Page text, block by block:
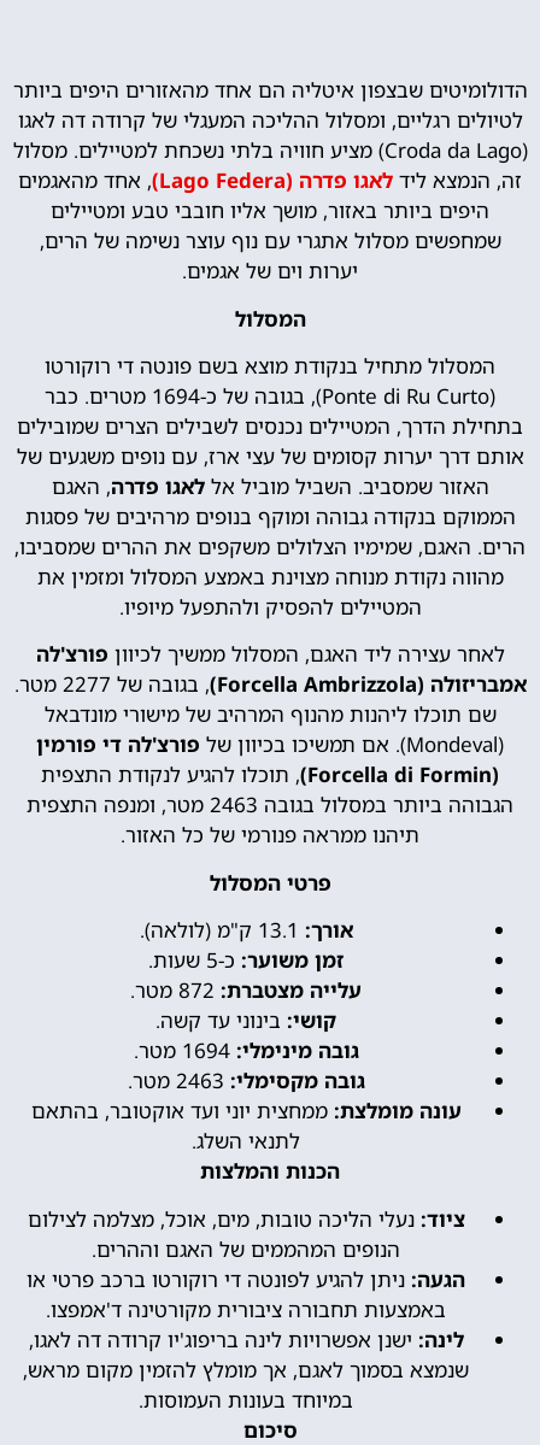
הדולומיטים שבצפון איטליה הם אחד מהאזורים היפים ביותר
לטיולים רגליים, ומסלול ההליכה המעגלי של קרודה דה לאגו
(Croda da Lago) מציע חוויה בלתי נשכחת למטיילים. מסלול
זה, הנמצא ליד לאגו פדרה (Lago Federa)
, אחד מהאגמים
היפים ביותר באזור, מושך אליו חובבי טבע ומטיילים
שמחפשים מסלול אתגרי עם נוף עוצר נשימה של הרים,
יערות וים של אגמים.
המסלול
המסלול מתחיל בנקודת מוצא בשם פונטה די רוקורטו
(Ponte di Ru Curto), בגובה של כ-1694 מטרים. כבר
בתחילת הדרך, המטיילים נכנסים לשבילים הצרים שמובילים
אותם דרך יערות קסומים של עצי ארז, עם נופים משגעים של
האזור שמסביב. השביל מוביל אללאגו פדרה, האגם
הממוקם בנקודה גבוהה ומוקף בנופים מרהיבים של פסגות
הרים. האגם, שמימיו הצלולים משקפים את ההרים שמסביבו,
מהווה נקודת מנוחה מצוינת באמצע המסלול ומזמין את
המטיילים להפסיק ולהתפעל מיופיו.
לאחר עצירה ליד האגם, המסלול ממשיך לכיוון פורצ'לה
אמבריזולה (Forcella Ambrizzola)
, בגובה של 2277 מטר.
שם תוכלו ליהנות מהנוף המרהיב של מישורי מונדבאל
(Mondeval). אם תמשיכו בכיוון של
פורצ'לה די פורמין
(Forcella di Formin)
, תוכלו להגיע לנקודת התצפית
הגבוהה ביותר במסלול בגובה 2463 מטר, ומנפה התצפית
תיהנו ממראה פנורמי של כל האזור.
פרטי המסלול
אורך:
זמן משוער: כ-5 שעות.
עלייה מצטברת:
קושי: בינוני עד קשה.
גובה מינימלי: 1694 מטר.
גובה מקסימלי:
עונה מומלצת: ממחצית יוני ועד אוקטובר, בהתאם
לתנאי השלג.
הכנות והמלצות
ציוד: נעלי הליכה טובות, מים, אוכל, מצלמה לצילום
הנופים המהממים של האגם וההרים.
הגעה: ניתן להגיע לפונטה די רוקורטו ברכב פרטי או
באמצעות תחבורה ציבורית מקורטינה ד'אמפצו.
לינה: ישנן אפשרויות לינה בריפוג'יו קרודה דה לאגו,
שנמצא בסמוך לאגם, אך מומלץ להזמין מקום מראש,
במיוחד בעונות העמוסות.
סיכום